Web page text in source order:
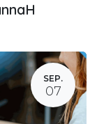
SEP.
07